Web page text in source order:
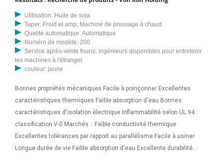
Utilisation: Huile de soja
Taper: Froid et amp; Machine de pressage à chaud
Qualité automatique: Automatique
Numéro de modèle: 200
Service après-vente fourni: ingénieurs disponibles pour entretenir
les machines à l'étranger
couleur: jaune
Bonnes propriétés mécaniques Facile à poinçonner Excellentes
caractéristiques thermiques Faible absorption d'eau Bonnes
caractéristiques d'isolation électrique Inflammabilité selon UL 94 :
classification V-0 Marchés :. Faible conductivité thermique
Excellentes tolérances par rapport au parallélisme Facile à usiner
Longue durée de vie Faible absorption d'eau Excellente durabilité